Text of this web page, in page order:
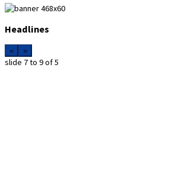
Headlines
« »
slide 7 to 9of 5